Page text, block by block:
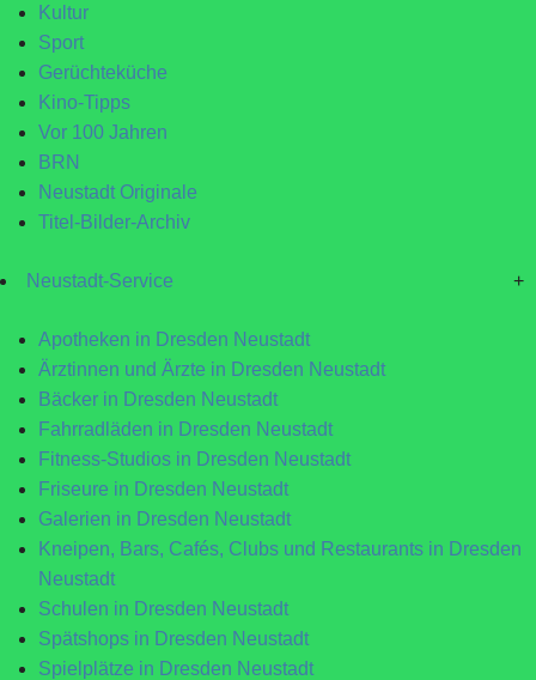
Kultur
Sport
Gerüchteküche
Kino-Tipps
Vor 100 Jahren
BRN
Neustadt Originale
Titel-Bilder-Archiv
Neustadt-Service +
Apotheken in Dresden Neustadt
Ärztinnen und Ärzte in Dresden Neustadt
Bäcker in Dresden Neustadt
Fahrradläden in Dresden Neustadt
Fitness-Studios in Dresden Neustadt
Friseure in Dresden Neustadt
Galerien in Dresden Neustadt
Kneipen, Bars, Cafés, Clubs und Restaurants in Dresden
Neustadt
Schulen in Dresden Neustadt
Spätshops in Dresden Neustadt
Spielplätze in Dresden Neustadt